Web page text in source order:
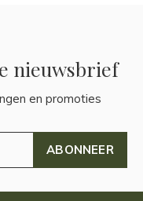
nieuwsbrief
en promoties
ABONNEER